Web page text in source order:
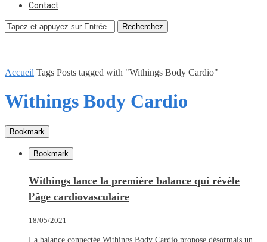
Contact
Recherchez
Accueil Tags Posts tagged with "Withings Body Cardio"
Withings Body Cardio
Bookmark
Bookmark
Withings lance la première balance qui révèle
l’âge cardiovasculaire
18/05/2021
La balance connectée Withings Body Cardio propose désormais un